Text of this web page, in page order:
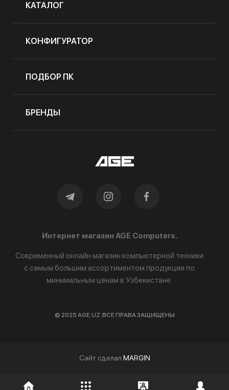
КАТАЛОГ
КОНФИГУРАТОР
ПОДБОР ПК
БРЕНДЫ
Интернет магазин AGE Computers.
Современный онлайн магазин компьютерной техники
с самым большим ассортиментом продукции по
минимальным ценам в Узбекистане.
© 2025 AGE.UZ. ВСЕ ПРАВА ЗАЩИЩЕНЫ
Cайт сделал MARGIN